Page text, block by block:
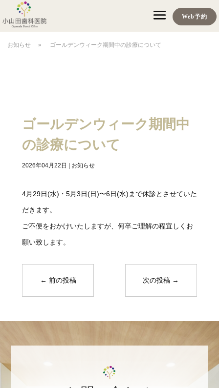
Web予約
お知らせ » ゴールデンウィーク期間中の診療について
ゴールデンウィーク期間中
の診療について
2026年04月22日 お知らせ
4月29日(水)・5月3日(日)〜6日(水)まで休診とさせていた
だきます。
ご不便をおかけいたしますが、何卒ご理解の程宜しくお
願い致します。
← 前の投稿 次の投稿 →